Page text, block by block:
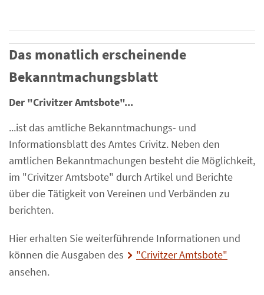
Das monatlich erscheinende
Bekanntmachungsblatt
Der "Crivitzer Amtsbote"...
...ist das amtliche Bekanntmachungs- und
Informationsblatt des Amtes Crivitz. Neben den
amtlichen Bekanntmachungen besteht die Möglichkeit,
im "Crivitzer Amtsbote" durch Artikel und Berichte
über die Tätigkeit von Vereinen und Verbänden zu
berichten.
Hier erhalten Sie weiterführende Informationen und
können die Ausgaben des
"Crivitzer Amtsbote"
ansehen.